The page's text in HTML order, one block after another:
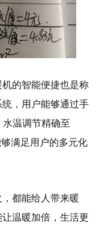
的智能便捷也是称
，用户能够通过手
温调节精确至
满足用户的多元化
都能给人带来暖
温暖加倍，生活更